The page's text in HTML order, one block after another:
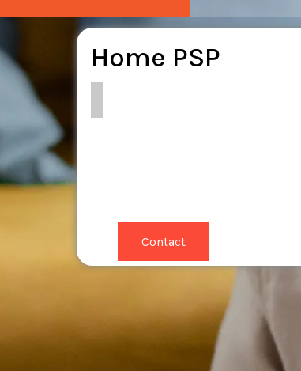
Home PSP
Contact